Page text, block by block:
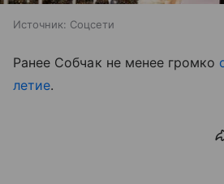
Источник: Соцсети
Ранее Собчак не менее громко
летие.